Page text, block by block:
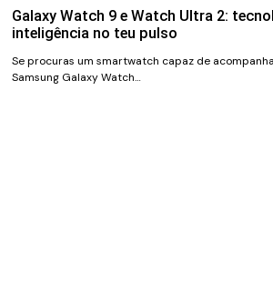
Galaxy Watch 9 e Watch Ultra 2:
inteligência no teu pulso
Se procuras um smartwatch capaz de
Samsung Galaxy Watch…